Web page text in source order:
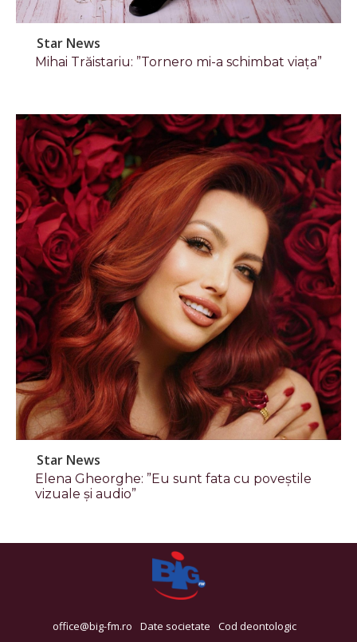
Star News
Mihai Trăistariu: ”Tornero mi-a schimbat viața”
Star News
Elena Gheorghe: ”Eu sunt fata cu poveștile
vizuale și audio”
office@big-fm.ro Date societate Cod deontologic